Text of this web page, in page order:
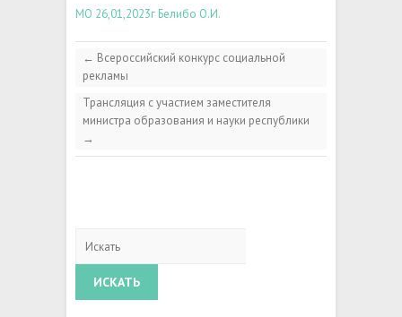
МО 26,01,2023г Белибо О.И.
← Всероссийский конкурс социальной
рекламы
Трансляция с участием заместителя
министра образования и науки республики
→